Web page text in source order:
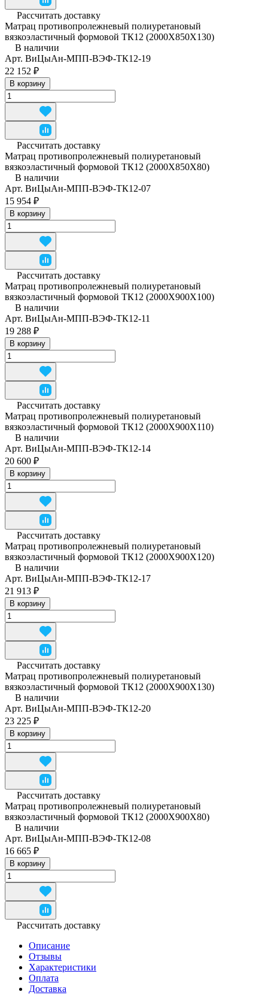
Рассчитать доставку
Матрац противопролежневый полиуретановый
вязкоэластичный формовой ТК12 (2000Х850Х130)
В наличии
Арт. ВиЦыАн-МПП-ВЭФ-ТК12-19
22 152 ₽
В корзину
Рассчитать доставку
Матрац противопролежневый полиуретановый
вязкоэластичный формовой ТК12 (2000Х850Х80)
В наличии
Арт. ВиЦыАн-МПП-ВЭФ-ТК12-07
15 954 ₽
В корзину
Рассчитать доставку
Матрац противопролежневый полиуретановый
вязкоэластичный формовой ТК12 (2000Х900Х100)
В наличии
Арт. ВиЦыАн-МПП-ВЭФ-ТК12-11
19 288 ₽
В корзину
Рассчитать доставку
Матрац противопролежневый полиуретановый
вязкоэластичный формовой ТК12 (2000Х900Х110)
В наличии
Арт. ВиЦыАн-МПП-ВЭФ-ТК12-14
20 600 ₽
В корзину
Рассчитать доставку
Матрац противопролежневый полиуретановый
вязкоэластичный формовой ТК12 (2000Х900Х120)
В наличии
Арт. ВиЦыАн-МПП-ВЭФ-ТК12-17
21 913 ₽
В корзину
Рассчитать доставку
Матрац противопролежневый полиуретановый
вязкоэластичный формовой ТК12 (2000Х900Х130)
В наличии
Арт. ВиЦыАн-МПП-ВЭФ-ТК12-20
23 225 ₽
В корзину
Рассчитать доставку
Матрац противопролежневый полиуретановый
вязкоэластичный формовой ТК12 (2000Х900Х80)
В наличии
Арт. ВиЦыАн-МПП-ВЭФ-ТК12-08
16 665 ₽
В корзину
Рассчитать доставку
Описание
Отзывы
Характеристики
Оплата
Доставка